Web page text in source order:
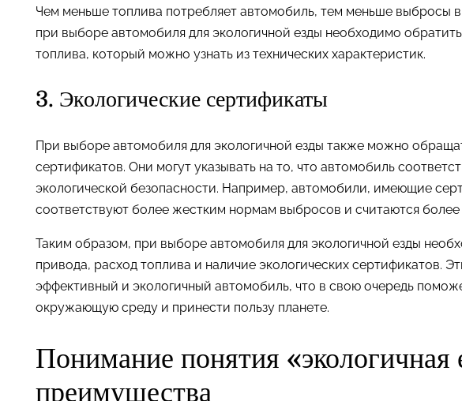
Чем меньше топлива потребляет автомобиль, тем меньше выбросы
при выборе автомобиля для экологичной езды необходимо
топлива, который можно узнать из технических характеристик.
3. Экологические сертификаты
При выборе автомобиля для экологичной езды также можно
сертификатов. Они могут указывать на то, что автомобиль
экологической безопасности. Например, автомобили, имеющие
соответствуют более жестким нормам выбросов и считаются более
Таким образом, при выборе автомобиля для экологичной езды
привода, расход топлива и наличие экологических сертификатов.
эффективный и экологичный автомобиль, что в свою очередь
окружающую среду и принести пользу планете.
Понимание понятия «экологичная
преимущества